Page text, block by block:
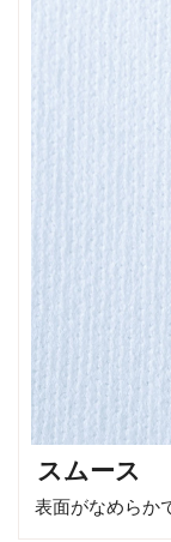
スムース
表面がなめらか